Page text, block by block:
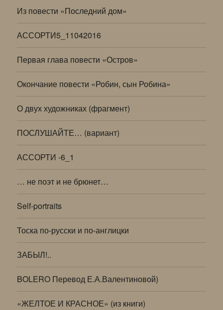
Из повести «Последний дом»
АССОРТИ5_11042016
Первая глава повести «Остров»
Окончание повести «Робин, сын Робина»
О двух художниках (фрагмент)
ПОСЛУШАЙТЕ… (вариант)
АССОРТИ -6_1
… не поэт и не брюнет…
Self-portraits
Тоска по-русски и по-англицки
ЗАБЫЛ!..
BOLERO Перевод Е.А.Валентиновой)
«ЖЕЛТОЕ И КРАСНОЕ» (из книги)